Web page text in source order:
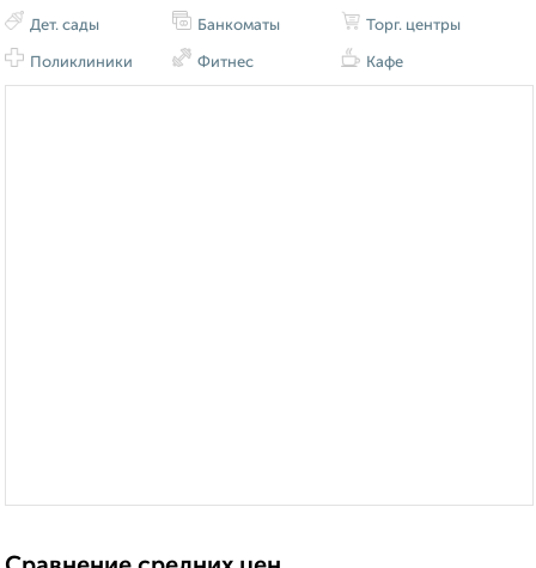
Дет. сады
Поликлиники
Банкоматы
Фитнес
Торг. центры
Кафе